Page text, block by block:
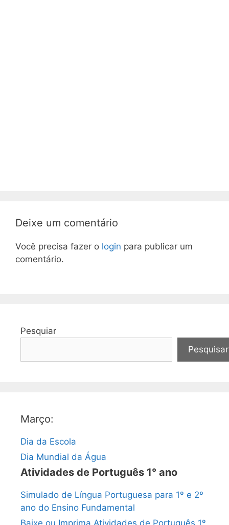
Deixe um comentário
Você precisa fazer o login para publicar um
comentário.
Pesquiar
Pesquisar
Março:
Dia da Escola
Dia Mundial da Água
Atividades de Português 1° ano
Simulado de Língua Portuguesa para 1º e 2º
ano do Ensino Fundamental